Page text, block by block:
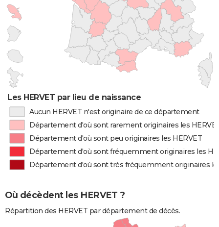
Les HERVET par lieu de naissance
Aucun HERVET n'est originaire de ce département
Département d'où sont rarement originaires les
Département d'où sont peu originaires les HERVET
Département d'où sont fréquemment originaires les
Département d'où sont très fréquemment originaires
Où décèdent les HERVET ?
Répartition des HERVET par département de décès.